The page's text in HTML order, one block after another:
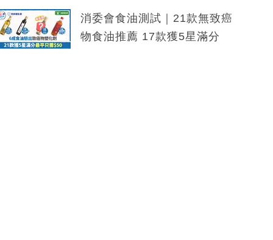
消委會食油測試｜21款無致癌
物食油推薦 17款獲5星滿分